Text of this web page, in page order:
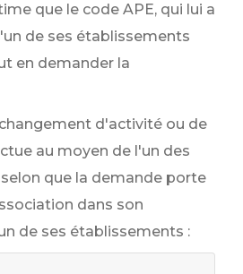
que le code APE, qui lui a
de ses établissements
en demander la
d'activité ou de
au moyen de l'un des
que la demande porte
dans son
de ses établissements :